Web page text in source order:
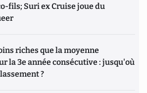
fils; Suri ex Cruise joue du
riches que la moyenne
la 3e année consécutive : jusqu'où
?